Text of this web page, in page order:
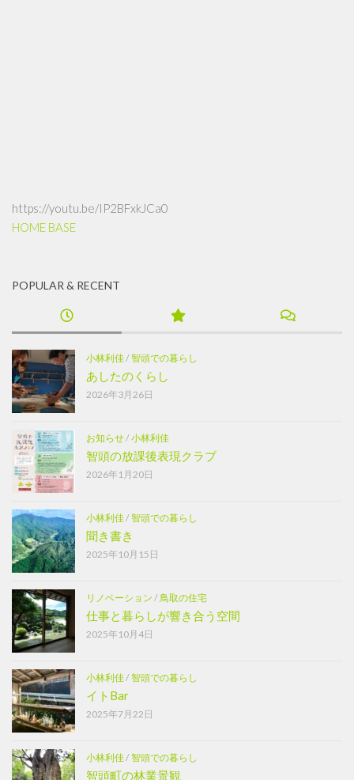
https://youtu.be/IP2BFxkJCa0
HOME BASE
POPULAR & RECENT
小林利佳/智頭での暮らし
あしたのくらし
2026年3月26日
お知らせ/小林利佳
智頭の放課後表現クラブ
2026年1月20日
小林利佳/智頭での暮らし
聞き書き
2025年10月15日
リノベーション /鳥取の住宅
仕事と暮らしが響き合う空間
2025年10月4日
小林利佳/智頭での暮らし
イトBar
2025年7月22日
小林利佳/智頭での暮らし
智頭町の林業景観